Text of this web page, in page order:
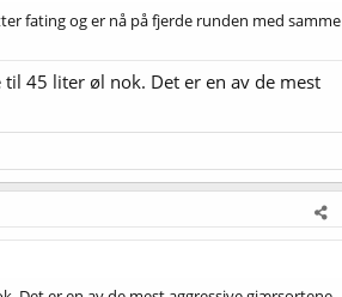
fating og er nå på fjerde runden med samme
til 45 liter øl nok. Det er en av de mest